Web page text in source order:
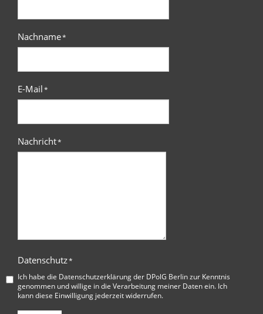
Nachname*
E-Mail*
Nachricht*
Datenschutz*
Ich habe die Datenschutzerklärung der DPolG Berlinzur Kenntnis
genommen und willige in die Verarbeitung meiner Daten ein. Ich
kann diese Einwilligung jederzeit widerrufen.